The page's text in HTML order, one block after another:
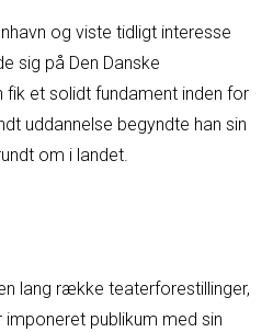
og viste tidligt interesse
sig på Den Danske
fik et solidt fundament inden for
uddannelse begyndte han sin
om i landet.
lang række teaterforestillinger,
imponeret publikum med sin